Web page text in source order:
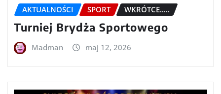
AKTUALNOŚCI SPORT WKRÓTCE.....
Turniej Brydża Sportowego
Madman maj 12, 2026